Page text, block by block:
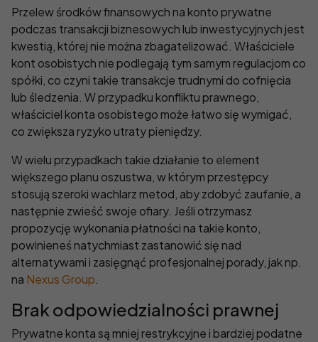
Przelew środków finansowych na konto prywatne
podczas transakcji biznesowych lub inwestycyjnych jest
kwestią, której nie można zbagatelizować. Właściciele
kont osobistych nie podlegają tym samym regulacjom co
spółki, co czyni takie transakcje trudnymi do cofnięcia
lub śledzenia. W przypadku konfliktu prawnego,
właściciel konta osobistego może łatwo się wymigać,
co zwiększa ryzyko utraty pieniędzy.
W wielu przypadkach takie działanie to element
większego planu oszustwa, w którym przestępcy
stosują szeroki wachlarz metod, aby zdobyć zaufanie, a
następnie zwieść swoje ofiary. Jeśli otrzymasz
propozycję wykonania płatności na takie konto,
powinieneś natychmiast zastanowić się nad
alternatywami i zasięgnąć profesjonalnej porady, jak np.
na Nexus Group.
Brak odpowiedzialności prawnej
Prywatne konta są mniej restrykcyjne i bardziej podatne